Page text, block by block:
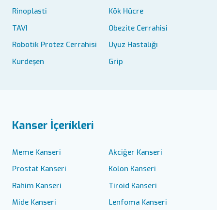
Rinoplasti
Kök Hücre
TAVI
Obezite Cerrahisi
Robotik Protez Cerrahisi
Uyuz Hastalığı
Kurdeşen
Grip
Kanser İçerikleri
Meme Kanseri
Akciğer Kanseri
Prostat Kanseri
Kolon Kanseri
Rahim Kanseri
Tiroid Kanseri
Mide Kanseri
Lenfoma Kanseri